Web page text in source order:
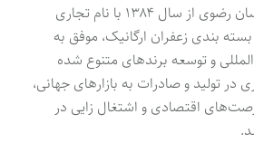
شرکت نوید زعفران خراسان رضوی از سال ۱۳۸۴ با نام تجاری
بندی زعفران ارگانیک، موفق به
و توسعه برندهای متنوع شده
تولید و صادرات به بازارهای جهانی،
اقتصادی و اشتغال زایی در